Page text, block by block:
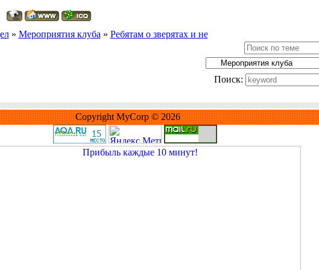
» Мероприятия клуба » Ребятам о зверятах и не
Поиск:
Copyright MyCorp © 2026